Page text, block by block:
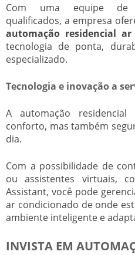
Com uma equipe de
qualificados, a empresa
automação residencial ar
tecnologia de ponta,
especializado.
Tecnologia e inovação a
A automação
conforto, mas também
dia.
Com a possibilidade de
ou assistentes virtuais,
Assistant, você pode
ar condicionado de onde
ambiente inteligente e
INVISTA EM